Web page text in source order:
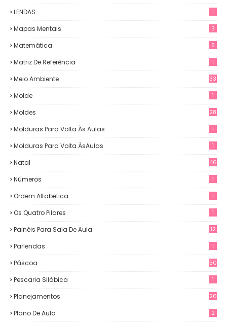
LENDAS 1
Mapas Mentais 3
Matemática 5
Matriz De Referência 1
Meio Ambiente 33
Molde 1
Moldes 28
Molduras Para Volta Às Aulas 1
Molduras Para Volta ÀsAulas 1
Natal 46
Números 1
Ordem Alfabética 1
Os Quatro Pilares 1
Painéis Para Sala De Aula
12
Parlendas 1
Páscoa 50
Pescaria Silábica 1
Planejamentos 20
Plano De Aula 2